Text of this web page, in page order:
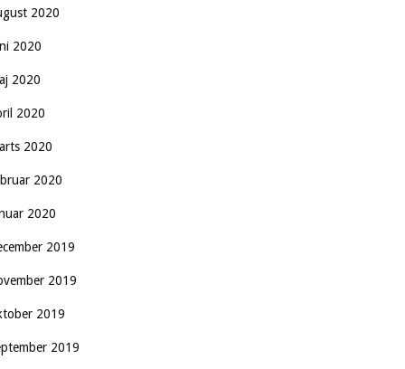
2020
2020
2020
2020
2020
2020
2020
2019
2019
2019
2019